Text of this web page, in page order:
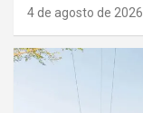
4 de agosto de 2026